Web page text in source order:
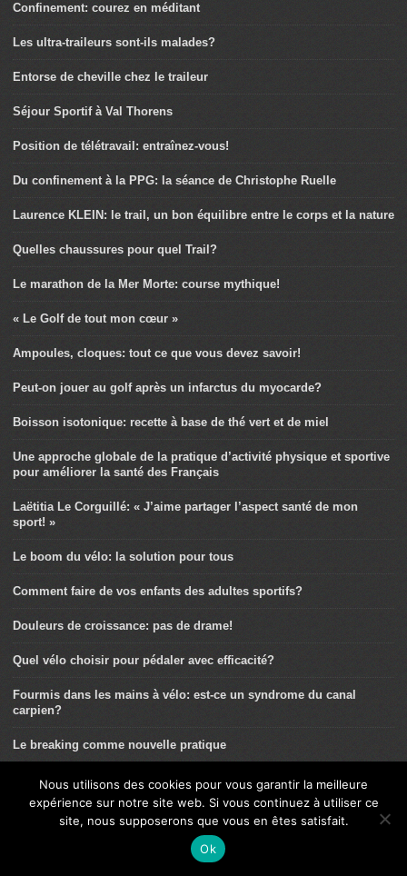
Confinement: courez en méditant
Les ultra-traileurs sont-ils malades?
Entorse de cheville chez le traileur
Séjour Sportif à Val Thorens
Position de télétravail: entraînez-vous!
Du confinement à la PPG: la séance de Christophe Ruelle
Laurence KLEIN: le trail, un bon équilibre entre le corps et la nature
Quelles chaussures pour quel Trail?
Le marathon de la Mer Morte: course mythique!
« Le Golf de tout mon cœur »
Ampoules, cloques: tout ce que vous devez savoir!
Peut-on jouer au golf après un infarctus du myocarde?
Boisson isotonique: recette à base de thé vert et de miel
Une approche globale de la pratique d’activité physique et sportive
pour améliorer la santé des Français
Laëtitia Le Corguillé: « J’aime partager l’aspect santé de mon
sport! »
Le boom du vélo: la solution pour tous
Comment faire de vos enfants des adultes sportifs?
Douleurs de croissance: pas de drame!
Quel vélo choisir pour pédaler avec efficacité?
Fourmis dans les mains à vélo: est-ce un syndrome du canal
carpien?
Le breaking comme nouvelle pratique
La rotule du cycliste: ses particularités
Le sport, bon pour le moral de nos enfants
Nous utilisons des cookies pour vous garantir la meilleure
expérience sur notre site web. Si vous continuez à utiliser ce
site, nous supposerons que vous en êtes satisfait.
Ok